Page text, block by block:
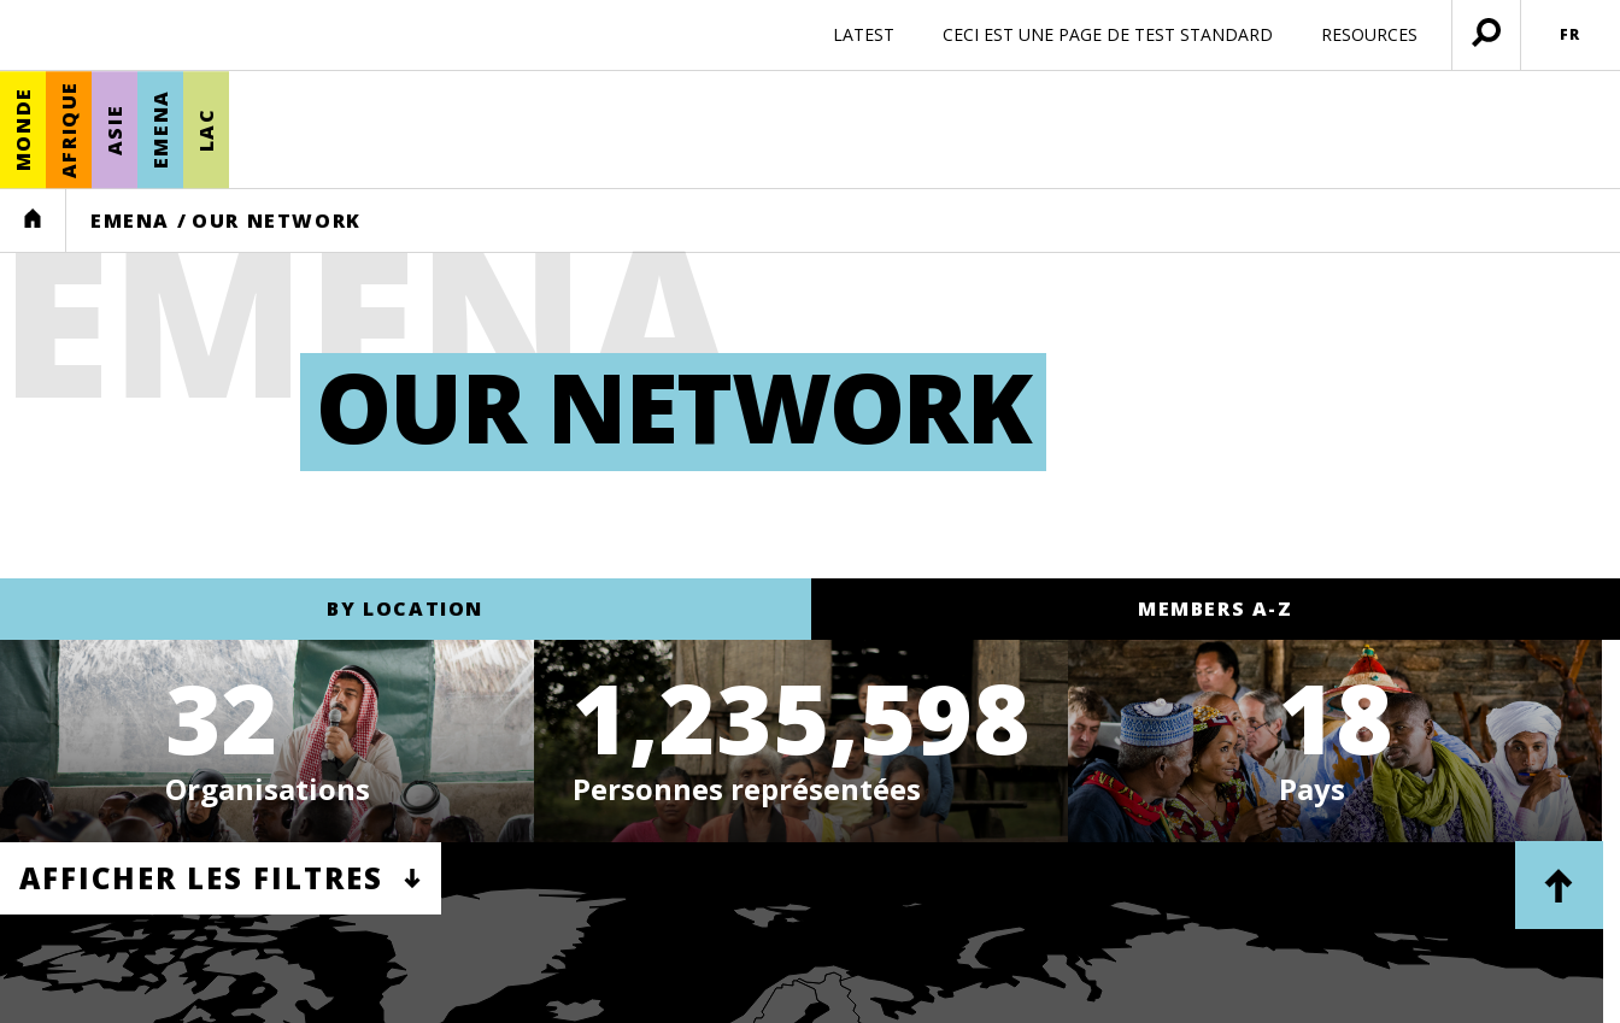
LATEST CECI EST UNE PAGE DE TEST STANDARD RESOURCES
Ouvrir
menu
FR
MONDE AFRIQUE ASIE EMENA LAC
HOME EMENA / OUR NETWORK
EMENA
OUR NETWORK
BY LOCATION MEMBERS A-Z
32
Organisations
1,235,598
Personnes représentées
18
Pays
AFFICHER LES FILTRES